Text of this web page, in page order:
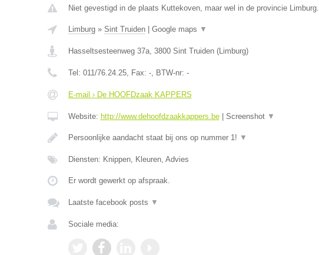
Niet gevestigd in de plaats Kuttekoven, maar wel in de provincie Limburg.
Limburg» Sint Truiden| Google maps ▼
Hasseltsesteenweg 37a, 3800 Sint Truiden(Limburg)
Tel: 011/76.24.25, Fax: -, BTW-nr: -
E-mail › De HOOFDzaak KAPPERS
Website: http://www.dehoofdzaakkappers.be| Screenshot ▼
Persoonlijke aandacht staat bij ons op nummer 1! ▼
Diensten: Knippen, Kleuren, Advies
Er wordt gewerkt op afspraak.
Laatste facebook posts ▼
Sociale media: